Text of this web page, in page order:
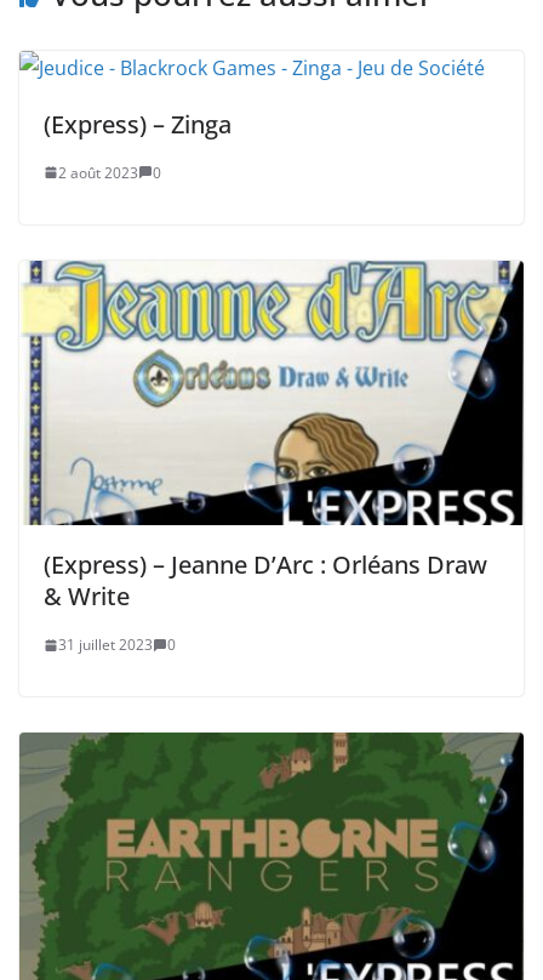
(Express) – Zinga
2 août 2023 0
(Express) – Jeanne D’Arc : Orléans Draw
& Write
31 juillet 2023 0